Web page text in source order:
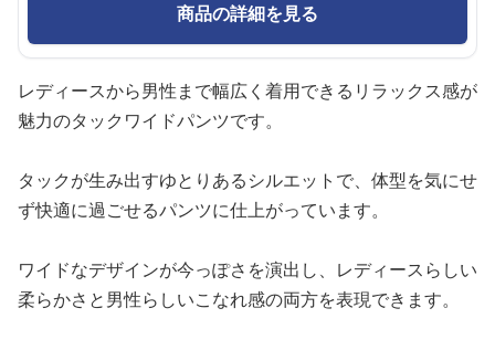
商品の詳細を見る
レディースから男性まで幅広く着用できるリラックス感が
魅力のタックワイドパンツです。
タックが生み出すゆとりあるシルエットで、体型を気にせ
ず快適に過ごせるパンツに仕上がっています。
ワイドなデザインが今っぽさを演出し、レディースらしい
柔らかさと男性らしいこなれ感の両方を表現できます。